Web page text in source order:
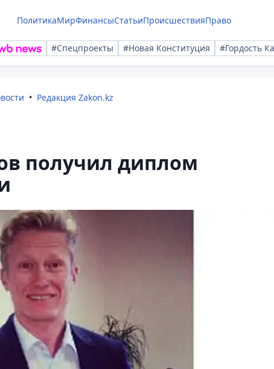
ПолитикаМирФинансыСтатьиПроисшествияПраво
#Спецпроекты #Новая Конституция #Гордость
Редакция Zakon.kz
получил диплом